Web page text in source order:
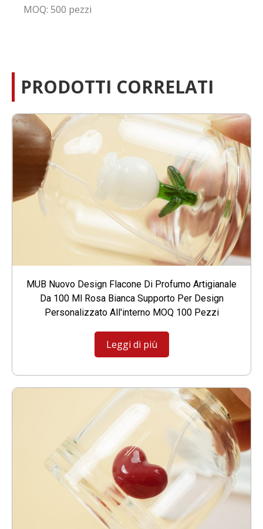
MOQ: 500 pezzi
PRODOTTI CORRELATI
MUB Nuovo Design Flacone Di Profumo Artigianale
Da 100 Ml Rosa Bianca Supporto Per Design
Personalizzato All'interno MOQ 100 Pezzi
Leggi di più